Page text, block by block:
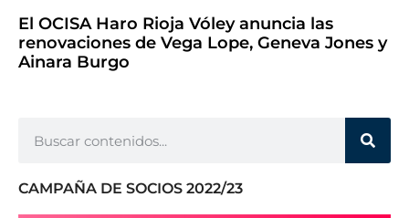
El OCISA Haro Rioja Vóley anuncia las
renovaciones de Vega Lope, Geneva Jones y
Ainara Burgo
CAMPAÑA DE SOCIOS 2022/23